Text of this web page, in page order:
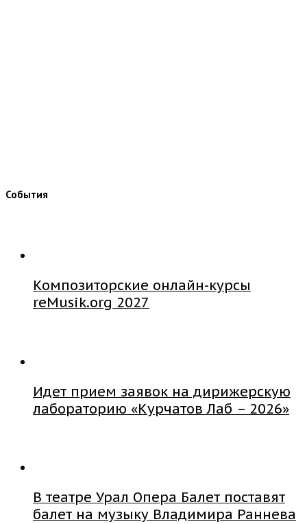
События
Композиторские онлайн-курсы
reMusik.org 2027
Идет прием заявок на дирижерскую
лабораторию «Курчатов Лаб – 2026»
В театре Урал Опера Балет поставят
балет на музыку Владимира Раннева